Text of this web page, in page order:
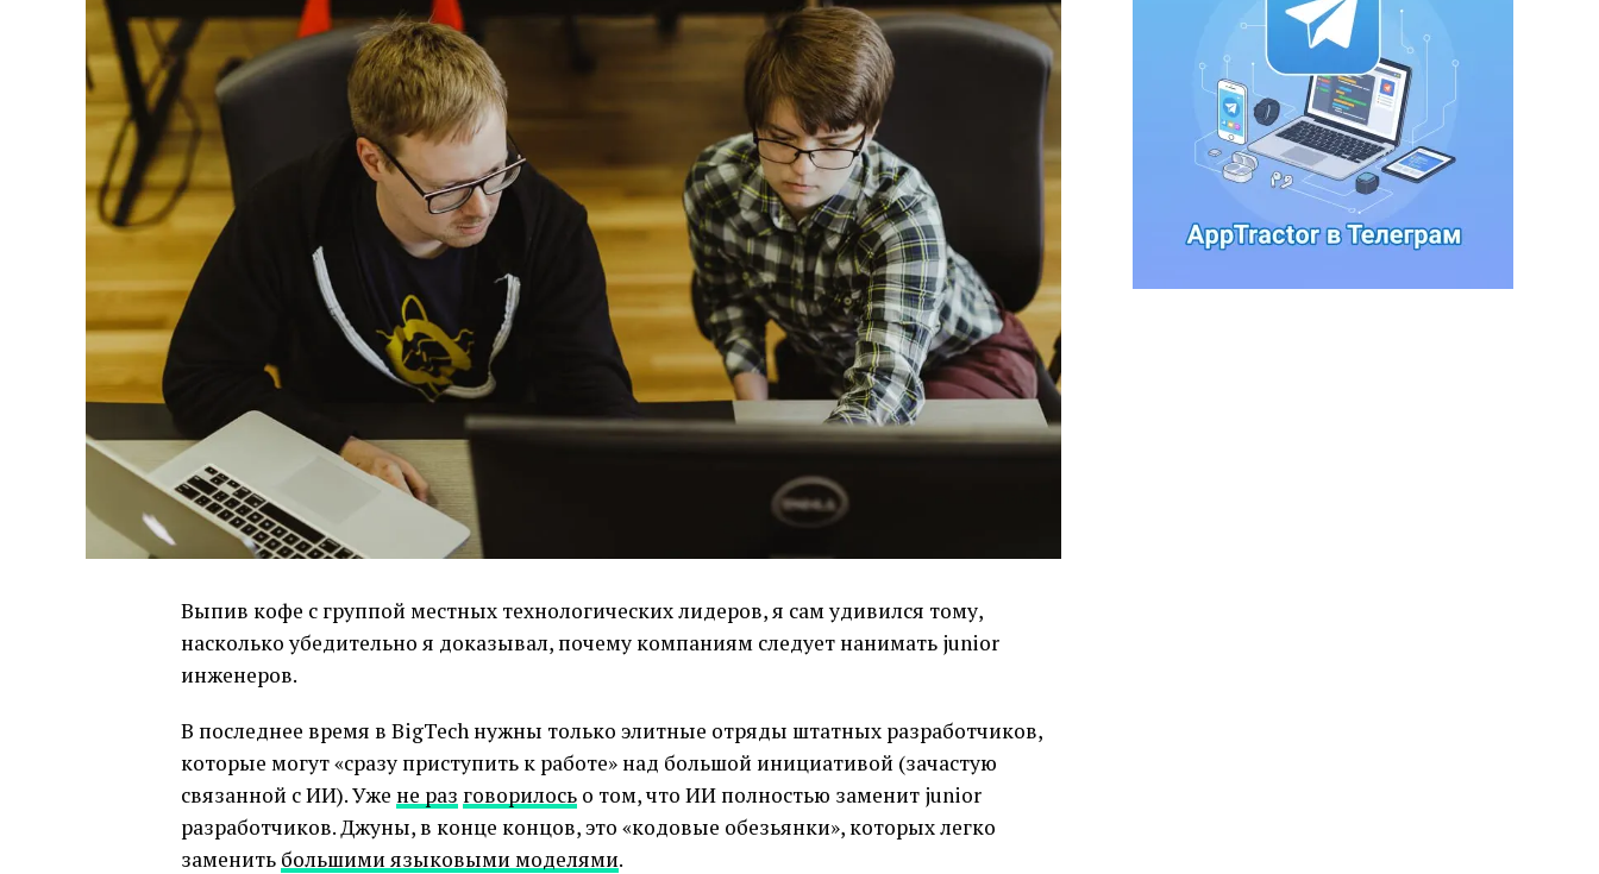
Выпив кофе с группой местных технологических лидеров, я сам удивился тому,
насколько убедительно я доказывал, почему компаниям следует нанимать junior
инженеров.
В последнее время в BigTech нужны только элитные отряды штатных разработчиков,
которые могут «сразу приступить к работе» над большой инициативой (зачастую
связанной с ИИ). Уже не раз говорилось о том, что ИИ полностью заменит junior
разработчиков. Джуны, в конце концов, это «кодовые обезьянки», которых легко
заменить большими языковыми моделями.